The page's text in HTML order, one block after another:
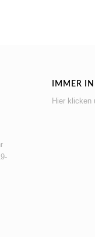
IMMER
Hier klicken